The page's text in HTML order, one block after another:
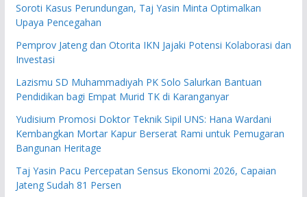
Soroti Kasus Perundungan, Taj Yasin Minta Optimalkan
Upaya Pencegahan
Pemprov Jateng dan Otorita IKN Jajaki Potensi Kolaborasi dan
Investasi
Lazismu SD Muhammadiyah PK Solo Salurkan Bantuan
Pendidikan bagi Empat Murid TK di Karanganyar
Yudisium Promosi Doktor Teknik Sipil UNS: Hana Wardani
Kembangkan Mortar Kapur Berserat Rami untuk Pemugaran
Bangunan Heritage
Taj Yasin Pacu Percepatan Sensus Ekonomi 2026, Capaian
Jateng Sudah 81 Persen